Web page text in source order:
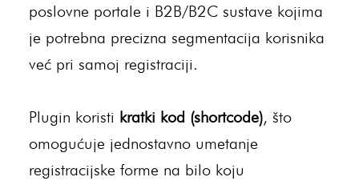
poslovne portale i B2B/B2C sustave kojima
je potrebna precizna segmentacija korisnika
već pri samoj registraciji.
Plugin koristi kratki kod (shortcode), što
omogućuje jednostavno umetanje
registracijske forme na bilo koju